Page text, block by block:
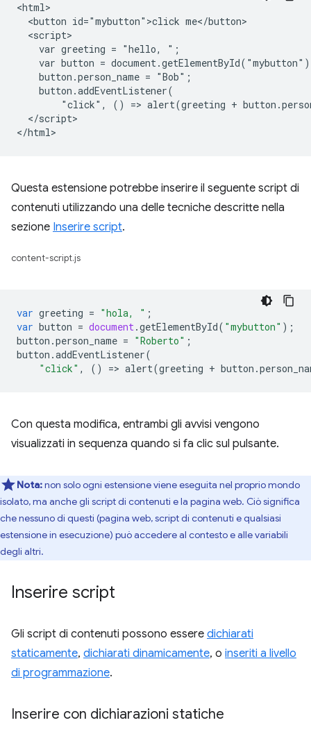
<html>
  <button id="mybutton">click me</button>
  <script>
    var greeting = "hello, ";
var button =
    button.person_name = "Bob";
    button.addEventListener(
"click", () => alert(greeting +
  </script>
Questa estensione potrebbe inserire il seguente script di
contenuti utilizzando una delle tecniche descritte nella
sezione Inserire script.
content-script.js
var greeting = "hola, " ;
var button = document.getElementById( "mybutton" );
button .person_name = "Roberto" ;
button .addEventListener(
"click" , () => alert(greeting + button .
Con questa modifica, entrambi gli avvisi vengono
visualizzati in sequenza quando si fa clic sul pulsante.
Nota:non solo ogni estensione viene eseguita nel proprio mondo
isolato, ma anche gli script di contenuti e la pagina web. Ciò significa
che nessuno di questi (pagina web, script di contenuti e qualsiasi
estensione in esecuzione) può accedere al contesto e alle variabili
degli altri.
Inserire script
Gli script di contenuti possono essere dichiarati
staticamente, dichiarati dinamicamente, o inseriti a livello
di programmazione.
Inserire con dichiarazioni statiche